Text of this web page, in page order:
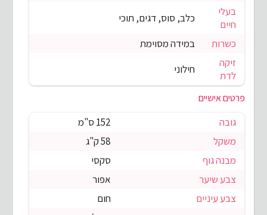
בעלי
חיים
כלב, סוס, דגים, תוכי
כשרות
במידה מסוימת
זיקה
לדת
חילוני
פרטים אישיים
גובה
152 ס"מ
משקל
58 ק"ג
מבנה גוף
סקסי
צבע שיער
אפור
צבע עיניים
חום